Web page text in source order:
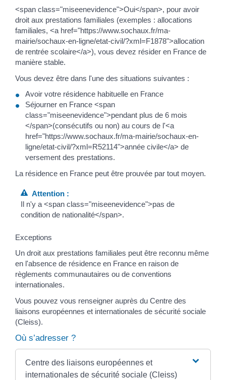
<span class="miseenevidence">Oui</span>, pour avoir
droit aux prestations familiales (exemples : allocations
familiales, <a href="https://www.sochaux.fr/ma-
mairie/sochaux-en-ligne/etat-civil/?xml=F1878">allocation
de rentrée scolaire</a>), vous devez résider en France de
manière stable.
Vous devez être dans l'une des situations suivantes :
Avoir votre résidence habituelle en France
Séjourner en France <span
class="miseenevidence">pendant plus de 6 mois
</span>(consécutifs ou non) au cours de l'<a
href="https://www.sochaux.fr/ma-mairie/sochaux-en-
ligne/etat-civil/?xml=R52114">année civile</a> de
versement des prestations.
La résidence en France peut être prouvée par tout moyen.
Attention :
Il n'y a <span class="miseenevidence">pas de
condition de nationalité</span>.
Exceptions
Un droit aux prestations familiales peut être reconnu même
en l'absence de résidence en France en raison de
règlements communautaires ou de conventions
internationales.
Vous pouvez vous renseigner auprès du Centre des
liaisons européennes et internationales de sécurité sociale
(Cleiss).
Où s’adresser ?
Centre des liaisons européennes et
internationales de sécurité sociale (Cleiss)